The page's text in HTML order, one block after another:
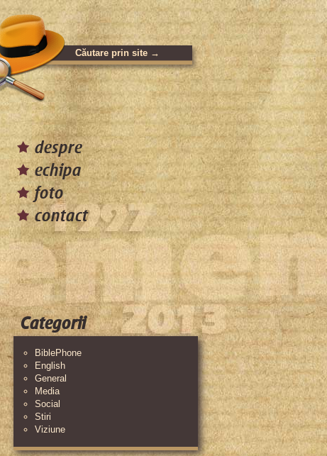
despre
echipa
foto
contact
Categorii
BiblePhone
English
General
Media
Social
Stiri
Viziune